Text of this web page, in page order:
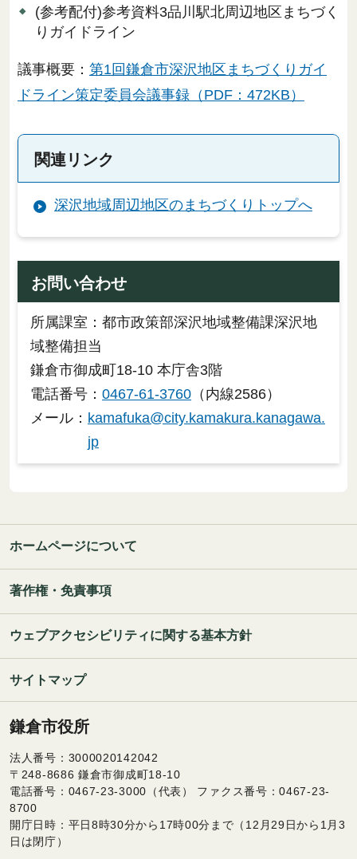
(参考配付)参考資料3品川駅北周辺地区まちづく
りガイドライン
議事概要： 第1回鎌倉市深沢地区まちづくりガイ
ドライン策定委員会議事録（PDF：472KB）
関連リンク
深沢地域周辺地区のまちづくりトップへ
お問い合わせ
所属課室：都市政策部深沢地域整備課深沢地
域整備担当
鎌倉市御成町18-10 本庁舎3階
電話番号： 0467-61-3760 （内線2586）
メール： kamafuka@city.kamakura.kanagawa.
jp
ホームページについて
著作権・免責事項
ウェブアクセシビリティに関する基本方針
サイトマップ
鎌倉市役所
法人番号：3000020142042
〒248-8686 鎌倉市御成町18-10
電話番号：0467-23-3000（代表） ファクス番号：0467-23-
8700
開庁日時：平日8時30分から17時00分まで（12月29日から1月3
日は閉庁）